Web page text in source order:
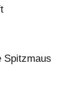
Spitzmaus